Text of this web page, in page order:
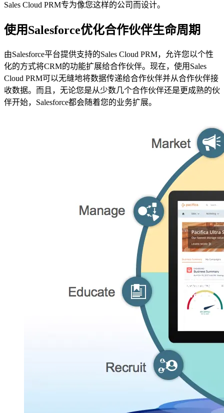
Sales Cloud PRM专为像您这样的公司而设计。
使用Salesforce优化合作伙伴生命周期
由Salesforce平台提供支持的Sales Cloud PRM，允许您以个性
化的方式将CRM的功能扩展给合作伙伴。现在，使用Sales
Cloud PRM可以无缝地将数据传递给合作伙伴并从合作伙伴接
收数据。而且，无论您是从少数几个合作伙伴还是更成熟的伙
伴开始，Salesforce都会随着您的业务扩展。